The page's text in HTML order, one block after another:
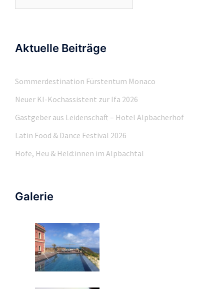
Aktuelle Beiträge
Sommerdestination Fürstentum Monaco
Neuer KI-Kochassistent zur Ifa 2026
Gastgeber aus Leidenschaft – Hotel Alpbacherhof
Latin Food & Dance Festival 2026
Höfe, Heu & Held:innen im Alpbachtal
Galerie